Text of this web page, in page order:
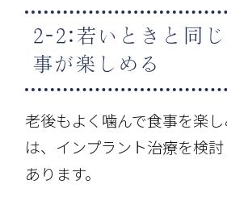
2-2:若いときと同
事が楽しめる
老後もよく噛んで食事を楽
は、インプラント治療を検
あります。